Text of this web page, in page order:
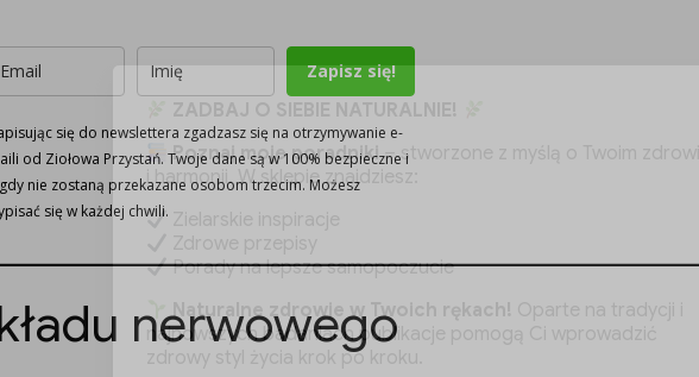
Zapisz się!
się do newslettera zgadzasz się na otrzymywanie e-
od Ziołowa Przystań. Twoje dane są w 100% bezpieczne i
nie zostaną przekazane osobom trzecim. Możesz
się w każdej chwili.
nerwowego
Poznaj moje poradniki– stworzone z myślą o Twoim zdrowiu
i harmonii. W sklepie znajdziesz:
Porady na lepsze samopoczucie
Naturalne zdrowie w Twoich rękach!
najnowszych badaniach publikacje pomogą Ci wprowadzić
zdrowy styl życia krok po kroku.